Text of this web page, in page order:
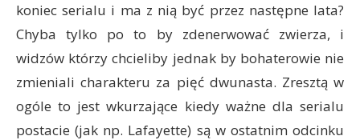
koniec serialu i ma z nią być przez następne lata?
Chyba tylko po to by zdenerwować zwierza, i
widzów którzy chcieliby jednak by bohaterowie nie
zmieniali charakteru za pięć dwunasta. Zresztą w
ogóle to jest wkurzające kiedy ważne dla serialu
postacie (jak np. Lafayette) są w ostatnim odcinku